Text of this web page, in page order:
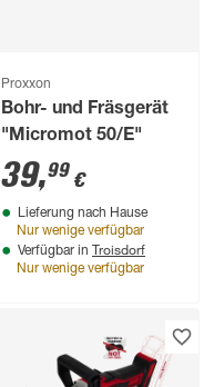
Proxxon
Bohr- und Fräsgerät
"Micromot 50/E"
39,99 €
Lieferung nach Hause
Nur wenige verfügbar
Verfügbar in Troisdorf
Nur wenige verfügbar